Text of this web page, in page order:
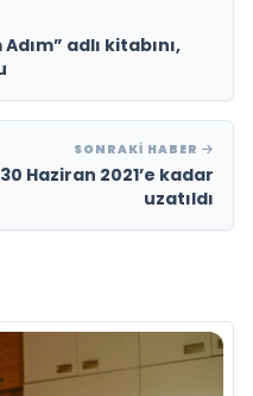
adlı kitabını,
SONRAKI HABER
Haziran 2021’e kadar
uzatıldı